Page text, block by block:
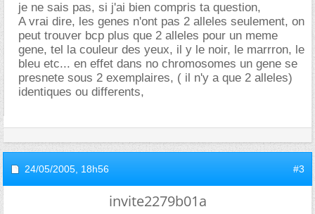
je ne sais pas, si j'ai bien compris ta question,
A vrai dire, les genes n'ont pas 2 alleles seulement, on
peut trouver bcp plus que 2 alleles pour un meme
gene, tel la couleur des yeux, il y le noir, le marrron, le
bleu etc... en effet dans no chromosomes un gene se
presnete sous 2 exemplaires, ( il n'y a que 2 alleles)
identiques ou differents,
24/05/2005, 18h56 #3
invite2279b01a